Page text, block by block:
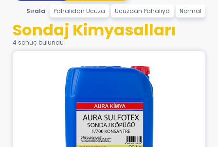
Sırala Pahalıdan Ucuza Ucuzdan Pahalıya Normal
Sondaj Kimyasalları
4 sonuç bulundu